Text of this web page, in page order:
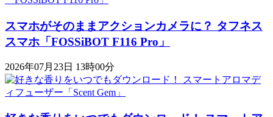
スマホがそのままアクションカメラに？ タフネス
スマホ「FOSSiBOT F116 Pro」
2026年07月23日 13時00分